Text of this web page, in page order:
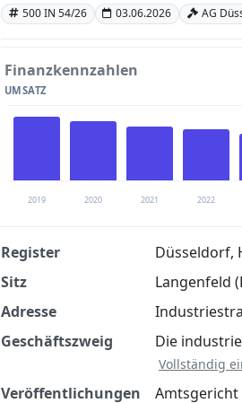
500 IN 54/26 03.06.2026 AG
Finanzkennzahlen
UMSATZ
2019 2020 2021 2022
Finanzkennzahlen nach
Jetzt kostenlos
Register
Düsseldorf,
Sitz
Langenfeld
Adresse
Geschäftszweig
Die
Vollständig
Veröffentlichungen Amtsgericht